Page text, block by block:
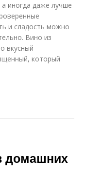
а иногда даже лучше
и сладость можно
Вино из
вкусный
который
домашних